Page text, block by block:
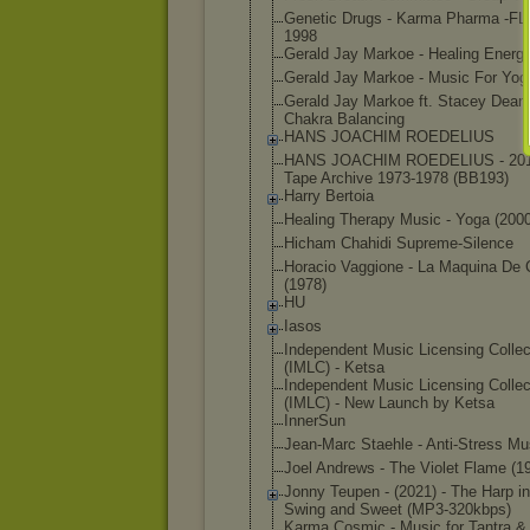
Genetic Drugs - Karma Pharma -
1998
Gerald Jay Markoe - Healing Energy
Gerald Jay Markoe - Music For Yoga
Gerald Jay Markoe ft. Stacey Dean -
Chakra Balancing
HANS JOACHIM ROEDELIUS
HANS JOACHIM ROEDELIUS -
Tape Archive 1973-1978 (BB193)
Harry Bertoia
Healing Therapy Music - Yoga
Hicham Chahidi Supreme-Silence
Horacio Vaggione - La Maquina De
(1978)
HU
Iasos
Independent Music Licensing
(IMLC) - Ketsa
Independent Music Licensing
(IMLC) - New Launch by Ketsa
InnerSun
Jean-Marc Staehle - Anti-Stress
Joel Andrews - The Violet Flame
Jonny Teupen - (2021) - The Harp in
Swing and Sweet (MP3-320kbps)